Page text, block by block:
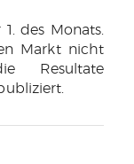
des Monats.
Markt nicht
Resultate